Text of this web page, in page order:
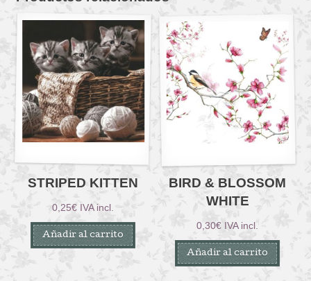
STRIPED KITTEN
0,25€ IVA incl.
Añadir al carrito
BIRD & BLOSSOM
WHITE
0,30€ IVA incl.
Añadir al carrito